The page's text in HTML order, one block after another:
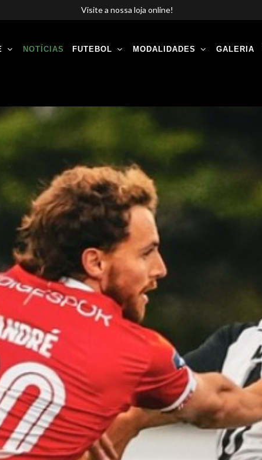
Visite a nossa loja online!
NOTÍCIAS FUTEBOL MODALIDADES GALERIA